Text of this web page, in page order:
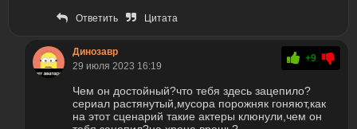
Ответить Цитата
Динозавр
29 июля 2023 16:19
+9
Чем он достойный?что тебя здесь зацепило?
сериал растянутый,мусора порожняк гоняют,как
на этот сценарий такие актеры клюнули,чем он